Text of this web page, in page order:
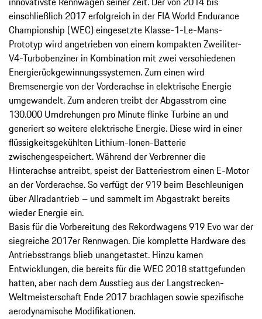
einschließlich 2017 erfolgreich in der FIA World Endurance
Championship (WEC) eingesetzte Klasse-1-Le-Mans-
Prototyp wird angetrieben von einem kompakten Zweiliter-
V4-Turbobenziner in Kombination mit zwei verschiedenen
Energierückgewinnungssystemen. Zum einen wird
Bremsenergie von der Vorderachse in elektrische Energie
umgewandelt. Zum anderen treibt der Abgasstrom eine
130.000 Umdrehungen pro Minute flinke Turbine an und
generiert so weitere elektrische Energie. Diese wird in einer
flüssigkeitsgekühlten Lithium-Ionen-Batterie
zwischengespeichert. Während der Verbrenner die
Hinterachse antreibt, speist der Batteriestrom einen E-Motor
an der Vorderachse. So verfügt der 919 beim Beschleunigen
über Allradantrieb – und sammelt im Abgastrakt bereits
wieder Energie ein.
Basis für die Vorbereitung des Rekordwagens 919 Evo war der
siegreiche 2017er Rennwagen. Die komplette Hardware des
Antriebsstrangs blieb unangetastet. Hinzu kamen
Entwicklungen, die bereits für die WEC 2018 stattgefunden
hatten, aber nach dem Ausstieg aus der Langstrecken-
Weltmeisterschaft Ende 2017 brachlagen sowie spezifische
aerodynamische Modifikationen.